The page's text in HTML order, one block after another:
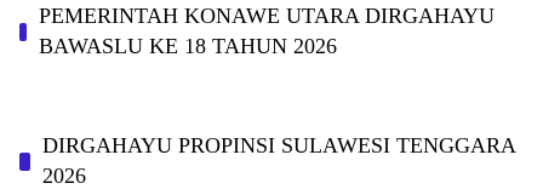
PEMERINTAH KONAWE UTARA DIRGAHAYU
BAWASLU KE 18 TAHUN 2026
DIRGAHAYU PROPINSI SULAWESI TENGGARA
2026